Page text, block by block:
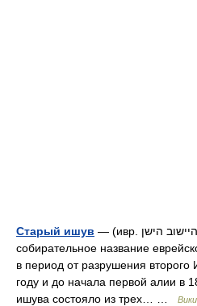
Старый ишув — (ивр. היישוב הישן‎ Ха ишув ха яшан)
собирательное название
в период от разрушения
году и до начала первой алии в
ишува состояло из трех… …